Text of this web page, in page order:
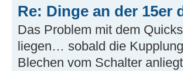
Re: Dinge an der
Das Problem mit dem
liegen… sobald die
Blechen vom Schalter